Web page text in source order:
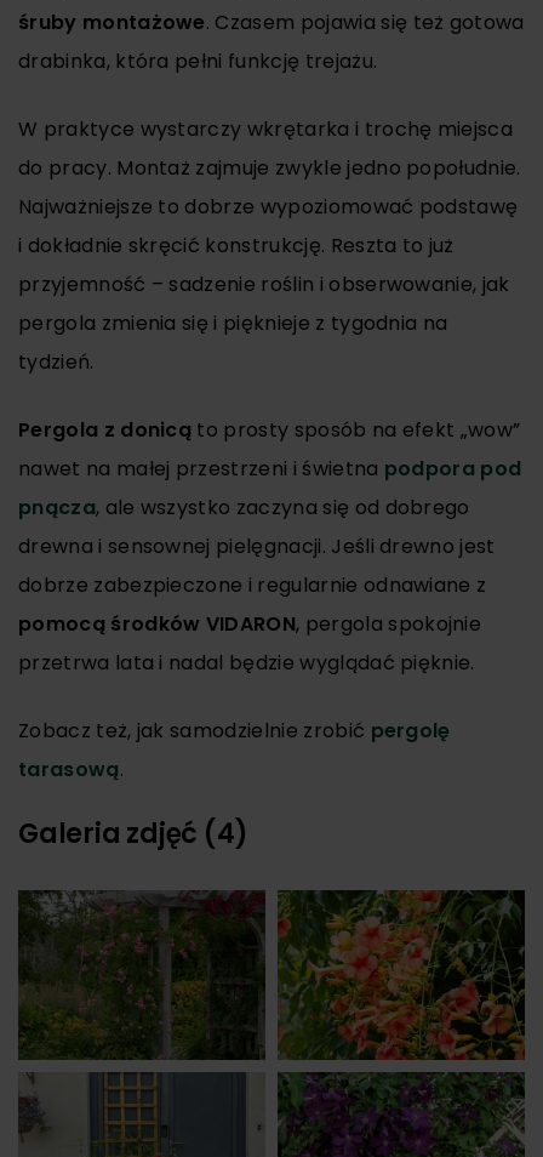
śruby montażowe. Czasem pojawia się też gotowa
drabinka, która pełni funkcję trejażu.
W praktyce wystarczy wkrętarka i trochę miejsca
do pracy. Montaż zajmuje zwykle jedno popołudnie.
Najważniejsze to dobrze wypoziomować podstawę
i dokładnie skręcić konstrukcję. Reszta to już
przyjemność – sadzenie roślin i obserwowanie, jak
pergola zmienia się i pięknieje z tygodnia na
tydzień.
Pergola z donicą to prosty sposób na efekt „wow”
nawet na małej przestrzeni i świetna podpora pod
pnącza, ale wszystko zaczyna się od dobrego
drewna i sensownej pielęgnacji. Jeśli drewno jest
dobrze zabezpieczone i regularnie odnawiane z
pomocą środków VIDARON, pergola spokojnie
przetrwa lata i nadal będzie wyglądać pięknie.
Zobacz też, jak samodzielnie zrobić pergolę
tarasową.
Galeria zdjęć (4)